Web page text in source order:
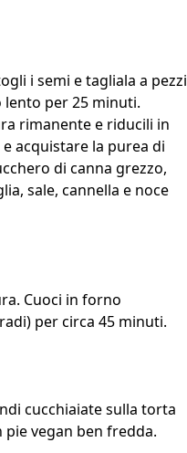
i semi e tagliala a pezzi
lento per 25 minuti.
rimanente e riducili in
acquistare la purea di
di canna grezzo,
sale, cannella e noce
Cuoci in forno
per circa 45 minuti.
cucchiaiate sulla torta
vegan ben fredda.